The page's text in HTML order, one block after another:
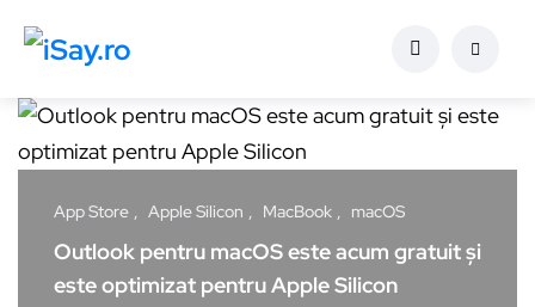
App Store Apple Silicon MacBook macOS
Outlook pentru macOS este acum gratuit și
este optimizat pentru Apple Silicon